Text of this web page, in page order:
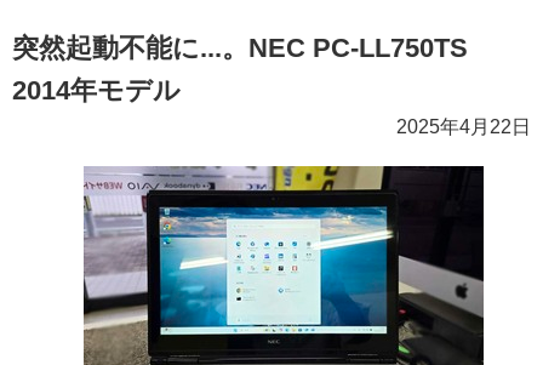
突然起動不能に...。NEC PC-LL750TS
2014年モデル
2025年4月22日